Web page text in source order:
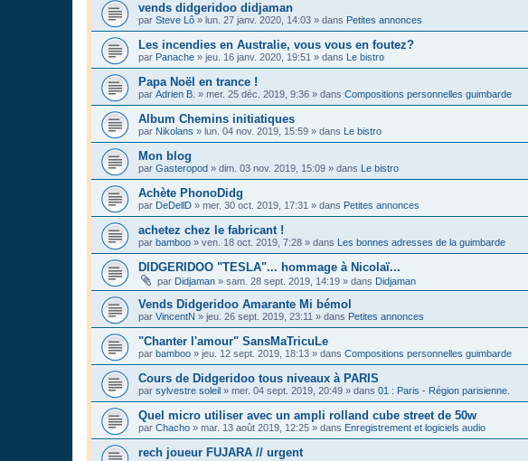
vends didgeridoo didjaman
par Steve Lô » lun. 27 janv. 2020, 14:03 » dans Petites annonces
Les incendies en Australie, vous vous en foutez?
par Panache » jeu. 16 janv. 2020, 19:51 » dans Le bistro
Papa Noël en trance !
par Adrien B. » mer. 25 déc. 2019, 9:36 » dans Compositions personnelles guimbarde
Album Chemins initiatiques
par Nikolans » lun. 04 nov. 2019, 15:59 » dans Le bistro
Mon blog
par Gasteropod » dim. 03 nov. 2019, 15:09 » dans Le bistro
Achète PhonoDidg
par DeDellD » mer. 30 oct. 2019, 17:31 » dans Petites annonces
achetez chez le fabricant !
par bamboo » ven. 18 oct. 2019, 7:28 » dans Les bonnes adresses de la guimbarde
DIDGERIDOO "TESLA"... hommage à Nicolaï...
par Didjaman » sam. 28 sept. 2019, 14:19 » dans Didjaman
Vends Didgeridoo Amarante Mi bémol
par VincentN » jeu. 26 sept. 2019, 23:11 » dans Petites annonces
"Chanter l'amour" SansMaTricuLe
par bamboo » jeu. 12 sept. 2019, 18:13 » dans Compositions personnelles guimbarde
Cours de Didgeridoo tous niveaux à PARIS
par sylvestre soleil » mer. 04 sept. 2019, 20:49 » dans 01 : Paris - Région parisienne.
Quel micro utiliser avec un ampli rolland cube street de 50w
par Chacho » mar. 13 août 2019, 12:25 » dans Enregistrement et logiciels audio
rech joueur FUJARA // urgent